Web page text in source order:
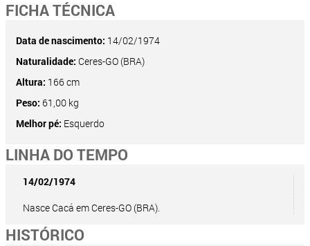
FICHA TÉCNICA
Data de nascimento: 14/02/1974
Naturalidade: Ceres-GO (BRA)
Altura: 166 cm
Peso: 61,00 kg
Melhor pé: Esquerdo
LINHA DO TEMPO
14/02/1974
Nasce Cacá em Ceres-GO (BRA).
HISTÓRICO